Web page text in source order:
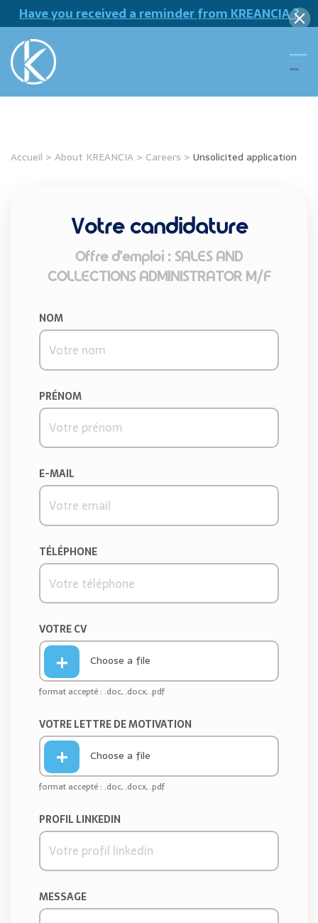
Have you received a reminder from KREANCIA ?
Accueil > About KREANCIA > Careers > Unsolicited application
Votre candidature
Offre d’emploi : SALES AND
COLLECTIONS ADMINISTRATOR M/F
NOM
PRÉNOM
E-MAIL
TÉLÉPHONE
VOTRE CV
Choose a file
format accepté : .doc, .docx, .pdf
VOTRE LETTRE DE MOTIVATION
Choose a file
format accepté : .doc, .docx, .pdf
PROFIL LINKEDIN
MESSAGE